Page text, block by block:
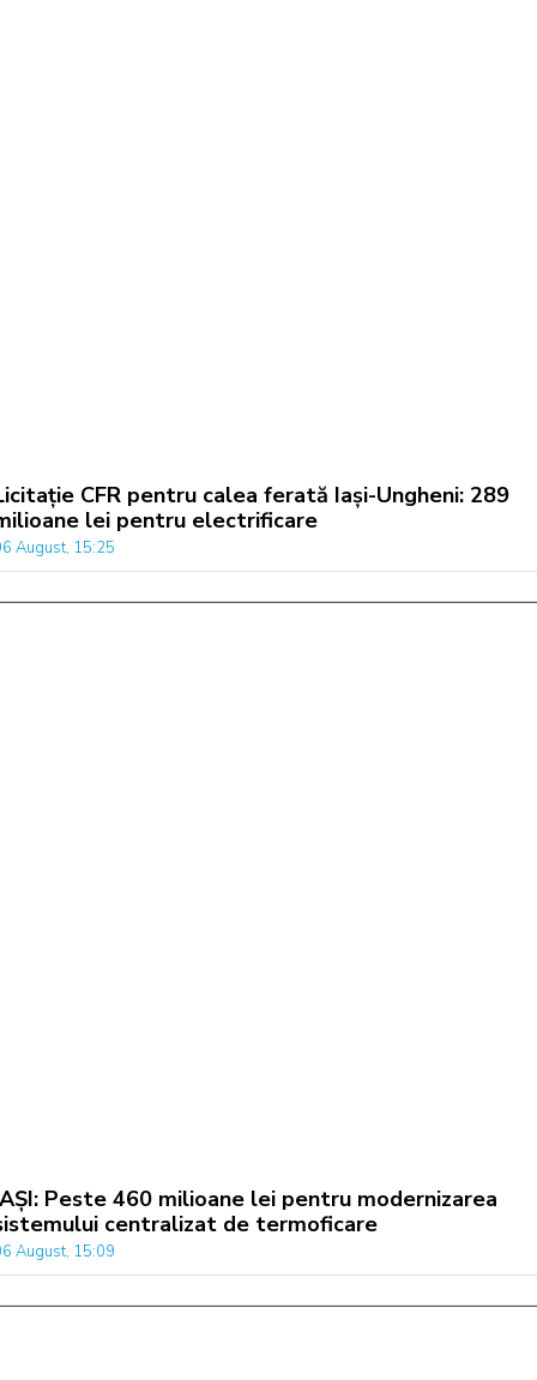
CFR pentru calea ferată Iași-Ungheni: 289
lei pentru electrificare
August, 15:25
Peste 460 milioane lei pentru modernizarea
centralizat de termoficare
August, 15:09